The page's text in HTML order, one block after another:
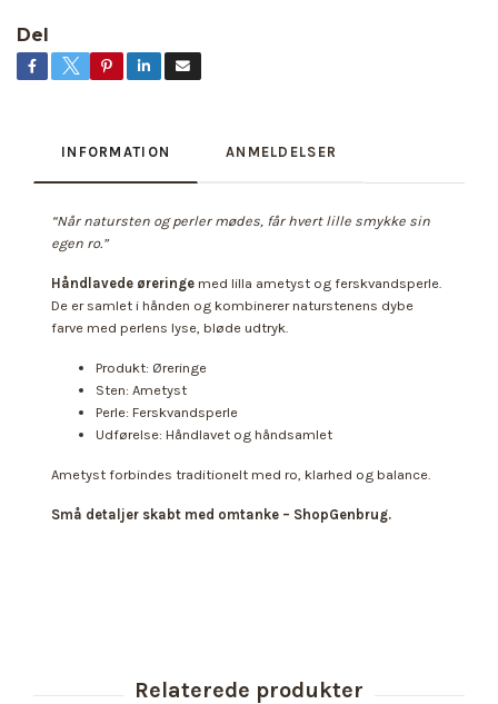
Del
INFORMATION ANMELDELSER
“Når natursten og perler mødes, får hvert lille smykke sin
egen ro.”
Håndlavede øreringe med lilla ametyst og ferskvandsperle.
De er samlet i hånden og kombinerer naturstenens dybe
farve med perlens lyse, bløde udtryk.
Produkt: Øreringe
Sten: Ametyst
Perle: Ferskvandsperle
Udførelse: Håndlavet og håndsamlet
Ametyst forbindes traditionelt med ro, klarhed og balance.
Små detaljer skabt med omtanke – ShopGenbrug.